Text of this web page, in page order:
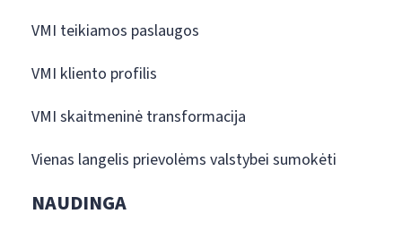
VMI teikiamos paslaugos
VMI kliento profilis
VMI skaitmeninė transformacija
Vienas langelis prievolėms valstybei sumokėti
NAUDINGA